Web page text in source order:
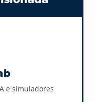
e simuladores